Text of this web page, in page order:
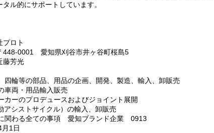
ル的にサポートしています。
プロト
448-0001 愛知県刈谷市井ヶ谷町桜島5
藤芳光
四輪等の部品、用品の企画、開発、製造、輸入、卸販売
車両・用品輸入販売
カーのプロデュースおよびジョイント展開
アシストサイクル）の輸入、卸販売
関わる全ての事項 愛知ブランド企業 0913
1日